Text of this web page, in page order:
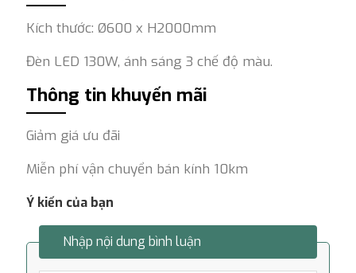
Kích thước: Ø600 x H2000mm
Đèn LED 130W, ánh sáng 3 chế độ màu.
Thông tin khuyến mãi
Giảm giá ưu đãi
Miễn phí vận chuyển bán kính 10km
Ý kiến của bạn
Nhập nội dung bình luận